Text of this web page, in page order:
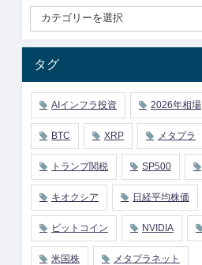
タグ
AIインフラ投資 2026年相場
BTC XRP メタプラ
トランプ関税 SP500
キオクシア 日経平均株価
ビットコイン NVIDIA
米国株 メタプラネット